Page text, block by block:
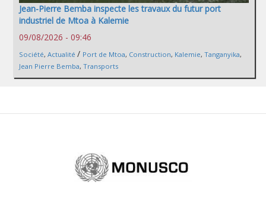
Jean-Pierre Bemba inspecte les travaux du futur port
industriel de Mtoa à Kalemie
09/08/2026 - 09:46
Société, Actualité / Port de Mtoa, Construction, Kalemie, Tanganyika,
Jean Pierre Bemba, Transports